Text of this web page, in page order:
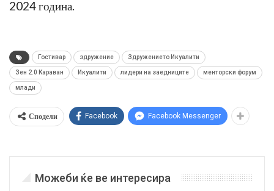
2024 година.
Гостивар здружение Здружението Икуалити
Зен 2.0 Караван Икуалити лидери на заедниците менторски форум
млади
Сподели Facebook Facebook Messenger
Можеби ќе ве интересира